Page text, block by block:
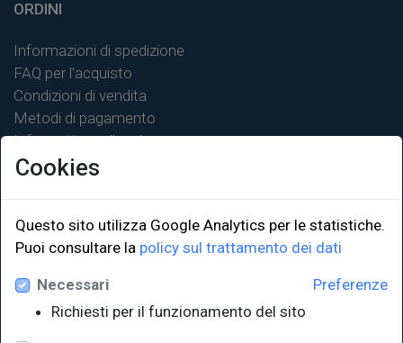
ORDINI
Informazioni di spedizione
FAQ per l'acquisto
Condizioni di vendita
Metodi di pagamento
Informativa sulla privacy
LINK ISTITUZIONALI
Università degli Studi di Trieste
Sistema Bibliotecario di Ateneo
Cookies
Questo sito utilizza Google Analytics per le statistiche.
Puoi consultare la policy sul trattamento dei dati
Preferenze
Necessari
Richiesti per il funzionamento del sito